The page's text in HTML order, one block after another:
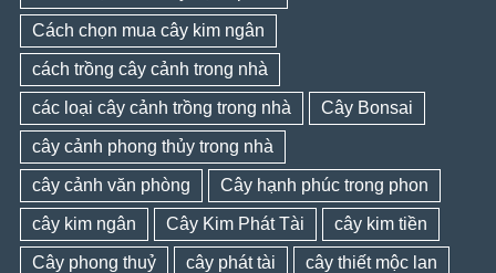
Cách chọn mua cây kim ngân
cách trồng cây cảnh trong nhà
các loại cây cảnh trồng trong nhà Cây Bonsai
cây cảnh phong thủy trong nhà
cây cảnh văn phòng Cây hạnh phúc trong phon
cây kim ngân Cây Kim Phát Tài cây kim tiền
Cây phong thuỷ cây phát tài cây thiết mộc lan